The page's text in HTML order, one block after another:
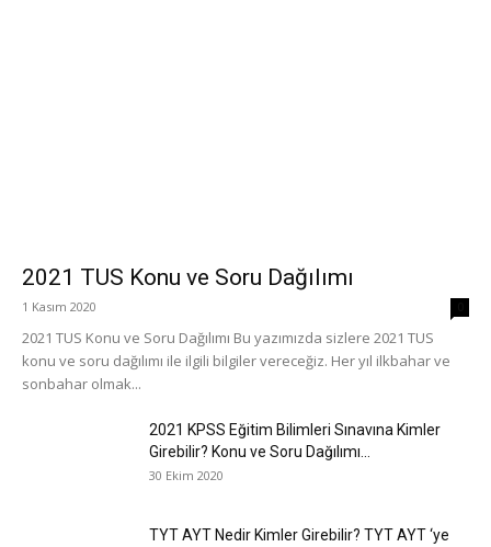
2021 TUS Konu ve Soru Dağılımı
1 Kasım 2020
2021 TUS Konu ve Soru Dağılımı Bu yazımızda sizlere 2021 TUS
konu ve soru dağılımı ile ilgili bilgiler vereceğiz. Her yıl ilkbahar ve
sonbahar olmak...
2021 KPSS Eğitim Bilimleri Sınavına Kimler
Girebilir? Konu ve Soru Dağılımı...
30 Ekim 2020
TYT AYT Nedir Kimler Girebilir? TYT AYT ‘ye